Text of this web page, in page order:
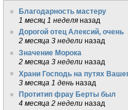
Благодарность мастеру
1 месяц 1 неделя назад
Дорогой отец Алексий, очень
2 месяца 3 недели назад
Значение Морока
2 месяца 3 недели назад
Храни Господь на путях
3 месяца 1 день назад
Протитип фрау Берты был
4 месяца 2 недели назад